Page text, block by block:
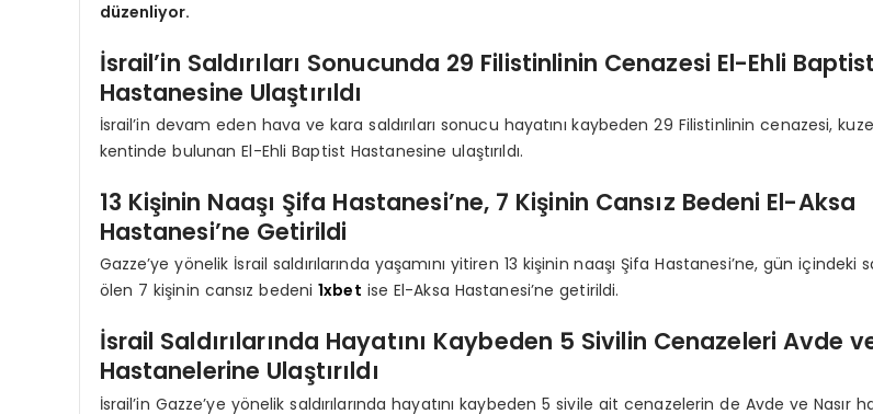
düzenliyor.
İsrail’in Saldırıları Sonucunda 29 Filistinlinin Cenazesi El-Ehli Baptist
Hastanesine Ulaştırıldı
İsrail’in devam eden hava ve kara saldırıları sonucu hayatını kaybeden 29 Filistinlinin cenazesi,
kentinde bulunan El-Ehli Baptist Hastanesine ulaştırıldı.
13 Kişinin Naaşı Şifa Hastanesi’ne, 7 Kişinin Cansız Bedeni El-Aksa
Hastanesi’ne Getirildi
Gazze’ye yönelik İsrail saldırılarında yaşamını yitiren 13 kişinin naaşı Şifa Hastanesi’ne, gün içindeki
ölen 7 kişinin cansız bedeni1xbet ise El-Aksa Hastanesi’ne getirildi.
İsrail Saldırılarında Hayatını Kaybeden 5 Sivilin Cenazeleri Avde
Hastanelerine Ulaştırıldı
İsrail’in Gazze’ye yönelik saldırılarında hayatını kaybeden 5 sivile ait cenazelerin de Avde ve Nasır